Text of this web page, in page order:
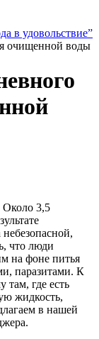
в удовольствие”
очищенной воды
Около 3,5
что люди
на фоне питья
паразитами. К
там, где есть
жидкость,
в нашей